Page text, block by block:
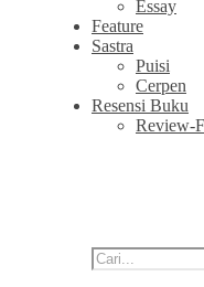
Essay
Feature
Sastra
Puisi
Cerpen
Resensi Buku
Review-